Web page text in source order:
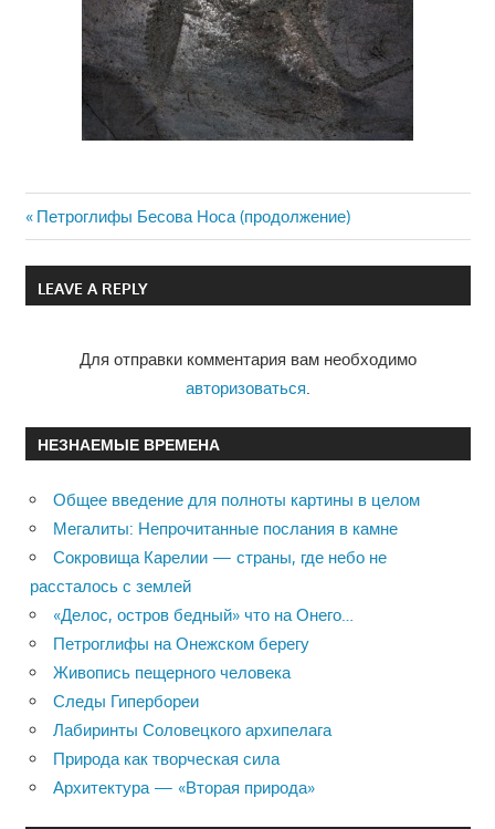
Навигация
по
Previous
Post:
Петроглифы Бесова Носа (продолжение)
LEAVE A REPLY
Для отправки комментария вам необходимо
авторизоваться
НЕЗНАЕМЫЕ ВРЕМЕНА
Общее введение для полноты картины в целом
Мегалиты: Непрочитанные послания в камне
Сокровища Карелии — страны, где небо не
рассталось с землей
«Делос, остров бедный» что на Онего…
Петроглифы на Онежском берегу
Живопись пещерного человека
Следы Гипербореи
Лабиринты Соловецкого архипелага
Природа как творческая сила
Архитектура — «Вторая природа»